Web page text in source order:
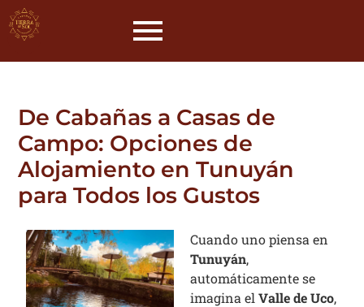
De Cabañas a Casas de
Campo: Opciones de
Alojamiento en Tunuyán
para Todos los Gustos
Cuando uno piensa en
Tunuyán,
automáticamente se
imagina el Valle de Uco,